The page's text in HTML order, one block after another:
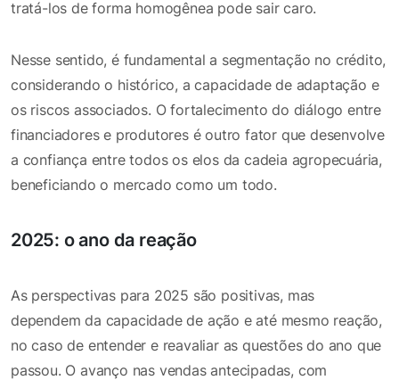
tratá-los de forma homogênea pode sair caro.
Nesse sentido, é fundamental a segmentação no crédito,
considerando o histórico, a capacidade de adaptação e
os riscos associados. O fortalecimento do diálogo entre
financiadores e produtores é outro fator que desenvolve
a confiança entre todos os elos da cadeia agropecuária,
beneficiando o mercado como um todo.
2025: o ano da reação
As perspectivas para 2025 são positivas, mas
dependem da capacidade de ação e até mesmo reação,
no caso de entender e reavaliar as questões do ano que
passou. O avanço nas vendas antecipadas, com